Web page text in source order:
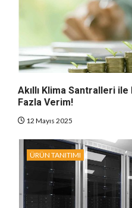
Akıllı Klima Santralleri
Fazla Verim!
12 Mayıs 2025
ÜRÜN TANITIMI